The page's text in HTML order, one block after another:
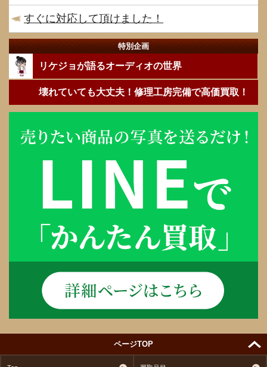
すぐに対応して頂けました！
特別企画
リケジョが語るオーディオの世界
壊れていても大丈夫！修理工房完備で高価買取！
ページTOP